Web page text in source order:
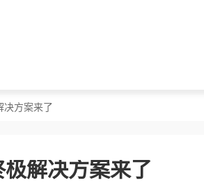
决方案来了
解决方案来了